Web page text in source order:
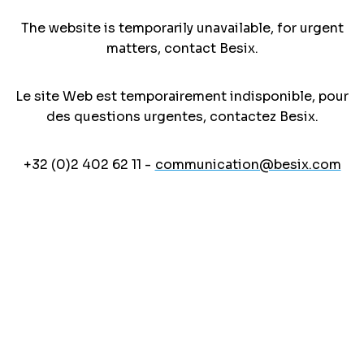
The website is temporarily unavailable, for urgent
matters, contact Besix.
Le site Web est temporairement indisponible, pour
des questions urgentes, contactez Besix.
+32 (0)2 402 62 11 - communication@besix.com